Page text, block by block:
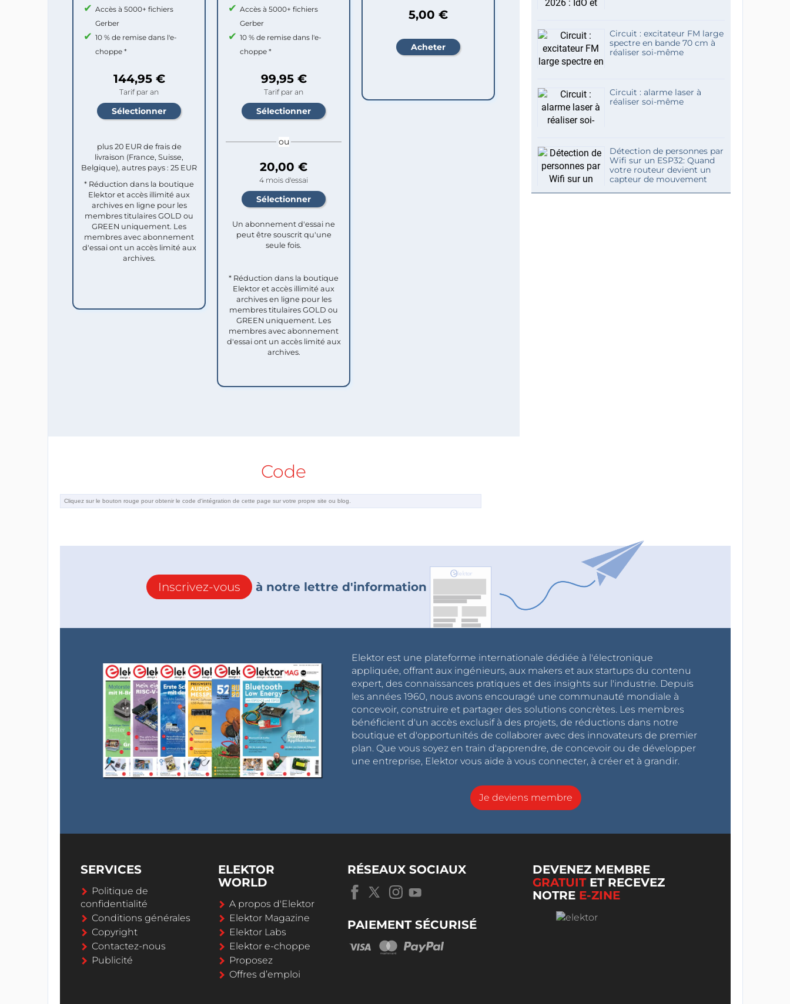
Accès à 5000+ fichiers
Gerber
10 % de remise dans l'e-
choppe *
144,95 €
Tarif par an
plus 20 EUR de frais de
livraison (France, Suisse,
Belgique), autres pays : 25 EUR
* Réduction dans la boutique
Elektor et accès illimité aux
archives en ligne pour les
membres titulaires GOLD ou
GREEN uniquement. Les
membres avec abonnement
d'essai ont un accès limité aux
archives.
Accès à 5000+ fichiers
Gerber
10 % de remise dans l'e-
choppe *
99,95 €
Tarif par an
ou
20,00 €
4 mois d'essai
Un abonnement d'essai ne
peut être souscrit qu'une
seule fois.​
* Réduction dans la boutique
Elektor et accès illimité aux
archives en ligne pour les
membres titulaires GOLD ou
GREEN uniquement. Les
membres avec abonnement
d'essai ont un accès limité aux
archives.
5,00 €
Code
Circuit : excitateur FM large
spectre en bande 70 cm à
réaliser soi-même
Circuit : alarme laser à
réaliser soi-même
Détection de personnes par
Wifi sur un ESP32: Quand
votre routeur devient un
capteur de mouvement
Inscrivez-vous à notre lettre d'information
Elektor est une plateforme internationale dédiée à l'électronique
appliquée, offrant aux ingénieurs, aux makers et aux startups du contenu
expert, des connaissances pratiques et des insights sur l'industrie. Depuis
les années 1960, nous avons encouragé une communauté mondiale à
concevoir, construire et partager des solutions concrètes. Les membres
bénéficient d'un accès exclusif à des projets, de réductions dans notre
boutique et d'opportunités de collaborer avec des innovateurs de premier
plan. Que vous soyez en train d'apprendre, de concevoir ou de développer
une entreprise, Elektor vous aide à vous connecter, à créer et à grandir.
Je deviens membre
SERVICES
Politique de
confidentialité
Conditions générales
Copyright
Contactez-nous
Publicité
ELEKTOR
WORLD
A propos d'Elektor
Elektor Magazine
Elektor Labs
Elektor e-choppe
Proposez
Offres d’emploi
RÉSEAUX SOCIAUX
PAIEMENT SÉCURISÉ
DEVENEZ MEMBRE
GRATUITET RECEVEZ
NOTRE E-ZINE